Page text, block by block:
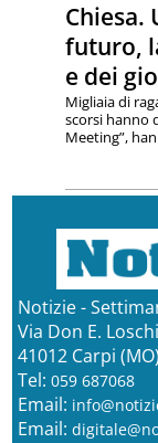
Chiesa.
futuro,
e dei
Migliaia di
scorsi hanno
Meeting”,
Notizie -
Via Don E.
41012 Carpi (MO)
Tel: 059 687068
Email:
Email: